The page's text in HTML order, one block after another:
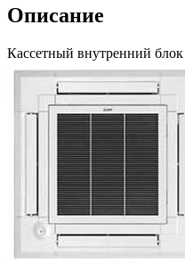
Описание
Кассетный внутренний